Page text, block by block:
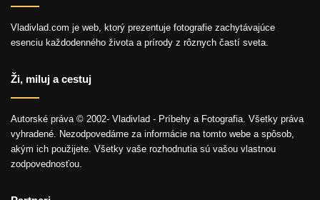
Vladivlad.com je web, ktorý prezentuje fotografie zachytávajúce
esenciu každodenného života a prírody z rôznych častí sveta.
Ži, miluj a cestuj
Autorské práva © 2002- Vladivlad - Príbehy a Fotografia. Všetky práva
vyhradené. Nezodpovedáme za informácie na tomto webe a spôsob,
akým ich použijete. Všetky vaše rozhodnutia sú vašou vlastnou
zodpovednosťou.